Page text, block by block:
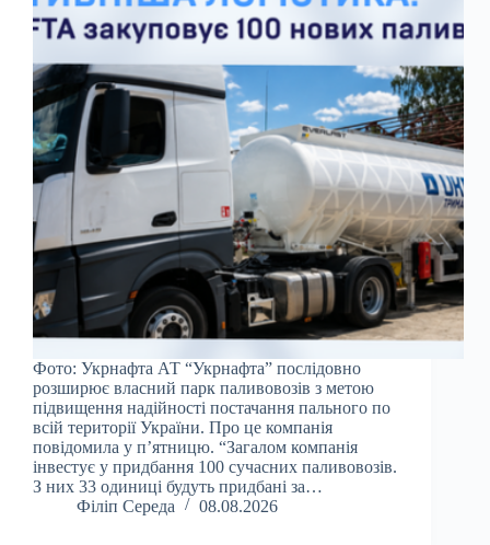
Фото: Укрнафта АТ “Укрнафта” послідовно
розширює власний парк паливовозів з метою
підвищення надійності постачання пального по
всій території України. Про це компанія
повідомила у п’ятницю. “Загалом компанія
інвестує у придбання 100 сучасних паливовозів.
З них 33 одиниці будуть придбані за…
Філіп Середа
08.08.2026